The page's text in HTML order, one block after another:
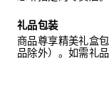
礼品包装
商品尊享精美礼盒
品除外）。如需礼